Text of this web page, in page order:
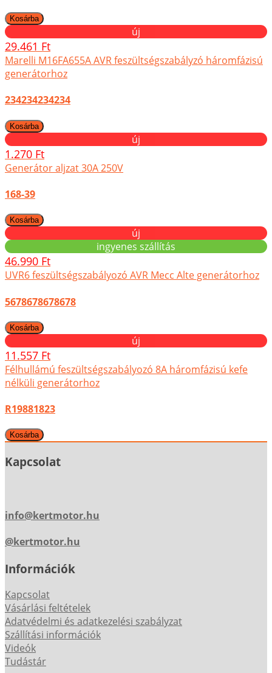
új
29.461 Ft
Marelli M16FA655A AVR feszültségszabályzó háromfázisú
generátorhoz
234234234234
új
1.270 Ft
Generátor aljzat 30A 250V
168-39
új
ingyenes szállítás
46.990 Ft
UVR6 feszültségszabályozó AVR Mecc Alte generátorhoz
5678678678678
új
11.557 Ft
Félhullámú feszültségszabályozó 8A háromfázisú kefe
nélküli generátorhoz
R19881823
Kapcsolat
info@kertmotor.hu
@kertmotor.hu
Információk
Kapcsolat
Vásárlási feltételek
Adatvédelmi és adatkezelési szabályzat
Szállítási információk
Videók
Tudástár